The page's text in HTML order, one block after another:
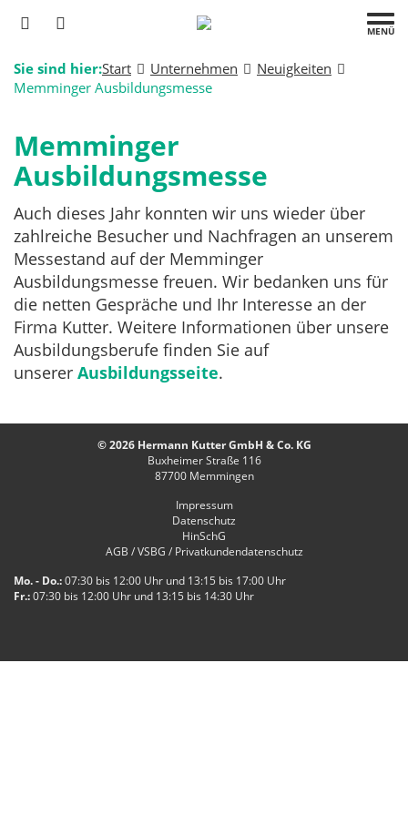
MENÜ
Sie sind hier:Start Unternehmen
Neuigkeiten
Memminger Ausbildungsmesse
Memminger
Ausbildungsmesse
Auch dieses Jahr konnten wir uns wieder über
zahlreiche Besucher und Nachfragen an unserem
Messestand auf der Memminger
Ausbildungsmesse freuen. Wir bedanken uns für
die netten Gespräche und Ihr Interesse an der
Firma Kutter. Weitere Informationen über unsere
Ausbildungsberufe finden Sie auf
unserer Ausbildungsseite.
© 2026 Hermann Kutter GmbH & Co. KG
Buxheimer Straße 116
87700Memmingen
Impressum
Datenschutz
HinSchG
AGB / VSBG / Privatkundendatenschutz
Mo. - Do.:07:30 bis 12:00 Uhr und 13:15 bis 17:00 Uhr
Fr.:07:30 bis 12:00 Uhr und 13:15 bis 14:30 Uhr